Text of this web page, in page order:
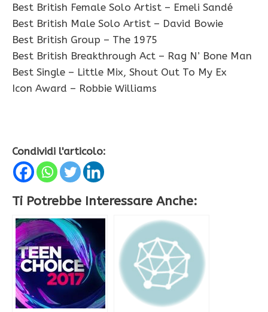
Best British Female Solo Artist – Emeli Sandé
Best British Male Solo Artist – David Bowie
Best British Group – The 1975
Best British Breakthrough Act – Rag N’ Bone Man
Best Single – Little Mix, Shout Out To My Ex
Icon Award – Robbie Williams
Condividi l'articolo:
Ti Potrebbe Interessare Anche: